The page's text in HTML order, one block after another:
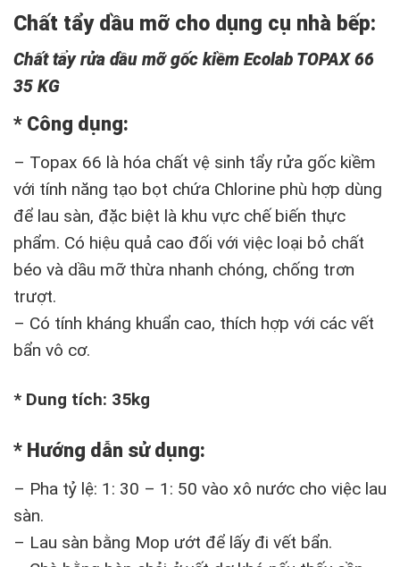
Chất tẩy dầu mỡ cho dụng cụ nhà bếp:
Chất tẩy rửa dầu mỡ gốc kiềm Ecolab TOPAX 66
35 KG
* Công dụng:
– Topax 66 là hóa chất vệ sinh tẩy rửa gốc kiềm
với tính năng tạo bọt chứa Chlorine phù hợp dùng
để lau sàn, đặc biệt là khu vực chế biến thực
phẩm. Có hiệu quả cao đối với việc loại bỏ chất
béo và dầu mỡ thừa nhanh chóng, chống trơn
trượt.
– Có tính kháng khuẩn cao, thích hợp với các vết
bẩn vô cơ.
* Dung tích: 35kg
* Hướng dẫn sử dụng:
– Pha tỷ lệ: 1: 30 – 1: 50 vào xô nước cho việc lau
sàn.
– Lau sàn bằng Mop ướt để lấy đi vết bẩn.